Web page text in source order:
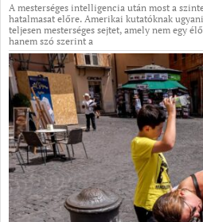
A mesterséges intelligencia után most a
hatalmasat előre. Amerikai kutatóknak
teljesen mesterséges sejtet, amely nem egy
hanem szó szerint a